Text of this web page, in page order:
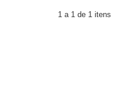
1 a 1 de 1 itens